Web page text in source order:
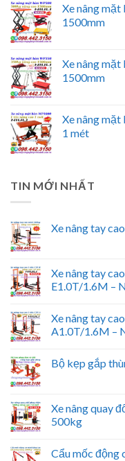
Xe nâng
1500mm
Xe nâng
1500mm
Xe nâng
1 mét
TIN MỚI NHẤT
Xe nâng tay
Xe nâng tay
E1.0T/1.6M –
Xe nâng tay
A1.0T/1.6M –
Bộ kẹp gắp
Xe nâng quay
500kg
Cẩu mốc động